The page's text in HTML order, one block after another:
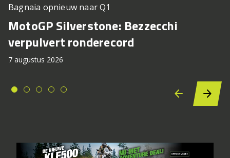
Bagnaia opnieuw naar Q1
MotoGP Silverstone: Bezzecchi
verpulvert ronderecord
7 augustus 2026